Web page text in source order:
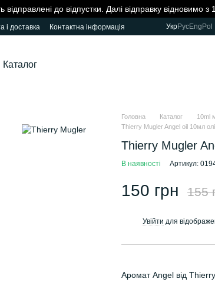
до відпустки. Далі відправку відновимо
і доставка Контактна інформація УкрРусEng Pol
Каталог
Головна Каталог 10ml
Thierry Mugler Angel oil 10мл
Thierry Mugler
В наявності Артикул:
150 грн 155
Увійти для
Аромат Angel від